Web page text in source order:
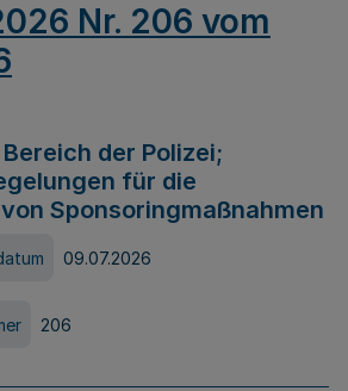
Nr. 206 vom
der Polizei;
für die
Sponsoringmaßnahmen
09.07.2026
206